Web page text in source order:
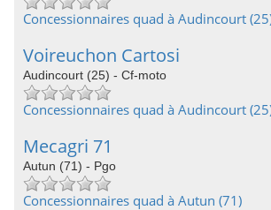
Concessionnaires quad à Audincourt
Voireuchon Cartosi
Audincourt (25) - Cf-moto
Concessionnaires quad à Audincourt
Mecagri 71
Autun (71) - Pgo
Concessionnaires quad à Autun (71)